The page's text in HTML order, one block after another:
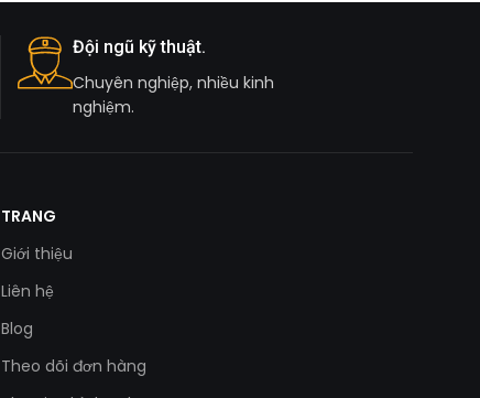
Đội ngũ kỹ thuật.
Chuyên nghiệp, nhiều kinh
nghiệm.
TRANG
Giới thiệu
Liên hệ
Blog
Theo dõi đơn hàng